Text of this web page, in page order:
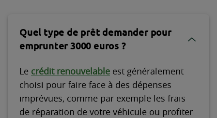
Quel type de prêt demander pour
emprunter 3000 euros ?
Le crédit renouvelable est généralement
choisi pour faire face à des dépenses
imprévues, comme par exemple les frais
de réparation de votre véhicule ou profiter